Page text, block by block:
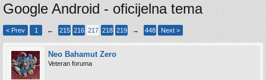
Google Android - oficijelna tema
< Prev 1 ← 215 216 217 218 219 → 448 Next >
Neo Bahamut Zero
Veteran foruma